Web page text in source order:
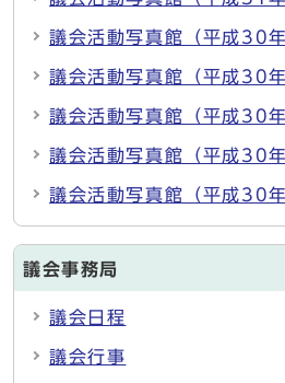
議会活動写真館（平成30
議会活動写真館（平成30
議会活動写真館（平成30
議会活動写真館（平成30
議会活動写真館（平成30
議会事務局
議会日程
議会行事